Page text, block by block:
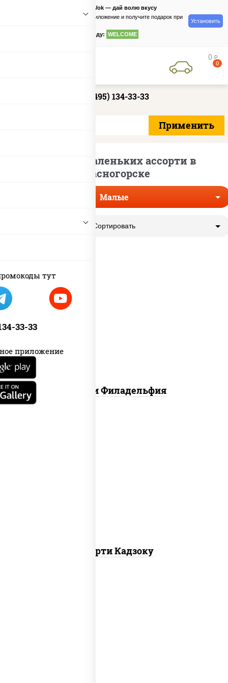
тут
33-33
приложение
PizzaSushiWok — дай волю вкусу
Скачайте приложение и получите подарок при
по промокоду: WELCOME
Установить
0 руб
0
+7 (495) 134-33-33
Доставка маленьких ассорти в
Красногорске
Малые
Сортировать
филадельфия ролл с угрем,
Ассорти Филадельфия
Ассорти Кадзоку